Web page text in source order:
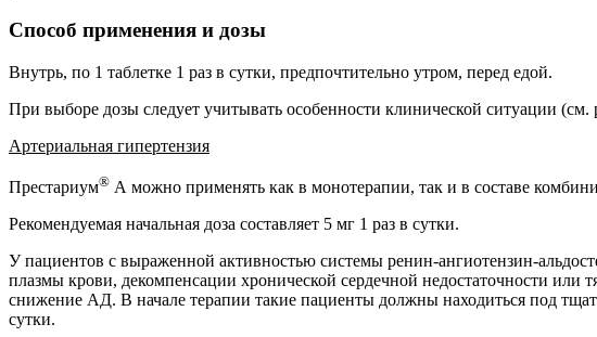
Способ применения и дозы
Внутрь, по 1 таблетке 1 раз в сутки, предпочтительно утром, перед едой.
При выборе дозы следует учитывать особенности клинической ситуации
Артериальная гипертензия
Престариум® А можно применять как в монотерапии, так и в составе
Рекомендуемая начальная доза составляет 5 мг 1 раз в сутки.
У пациентов с выраженной активностью системы ренин-ангиотензин-
плазмы крови, декомпенсации хронической сердечной недостаточности или
снижение АД. В начале терапии такие пациенты должны находиться под
сутки.